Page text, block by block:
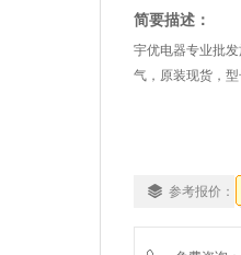
简要描述：
宇优电器专业批
气，原装现货，
参考报价：